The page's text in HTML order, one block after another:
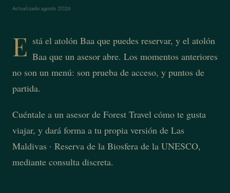
Actualizado agosto 2026
E stá el atolón Baa que puedes reservar, y el atolón
Baa que un asesor abre. Los momentos anteriores
no son un menú: son prueba de acceso, y puntos de
partida.
Cuéntale a un asesor de Forest Travel cómo te gusta
viajar, y dará forma a tu propia versión de Las
Maldivas · Reserva de la Biosfera de la UNESCO,
mediante consulta discreta.